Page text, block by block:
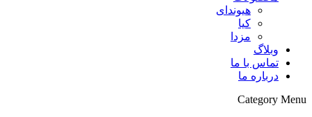
هیوندای
کیا
مزدا
وبلاگ
تماس با ما
درباره ما
Category Menu